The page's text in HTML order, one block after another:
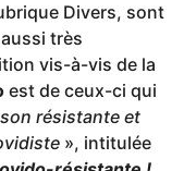
Divers, sont
très
vis-à-vis de la
est de ceux-ci qui
résistante et
», intitulée